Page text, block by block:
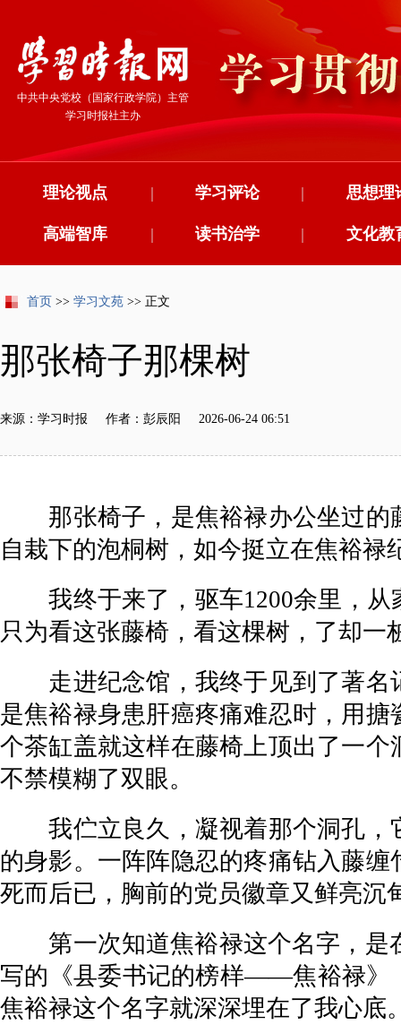
中共中央党校（国家行政学院）主管
学习时报社主办
理论视点 学习评论
| 思想理
|
高端智库 读书治学
| 文化教
|
首页 >> 学习文苑 >> 正文
那张椅子那棵树
来源：学习时报 作者：彭辰阳 2026-06-24 06:51
那张椅子，是焦裕禄办公坐过的
自栽下的泡桐树，如今挺立在焦裕禄
我终于来了，驱车1200余里，从
只为看这张藤椅，看这棵树，了却一
走进纪念馆，我终于见到了著名
是焦裕禄身患肝癌疼痛难忍时，用
个茶缸盖就这样在藤椅上顶出了一
不禁模糊了双眼。
我伫立良久，凝视着那个洞孔，
的身影。一阵阵隐忍的疼痛钻入藤
死而后已，胸前的党员徽章又鲜亮沉
第一次知道焦裕禄这个名字，是
写的《县委书记的榜样——焦裕禄》
焦裕禄这个名字就深深埋在了我心底